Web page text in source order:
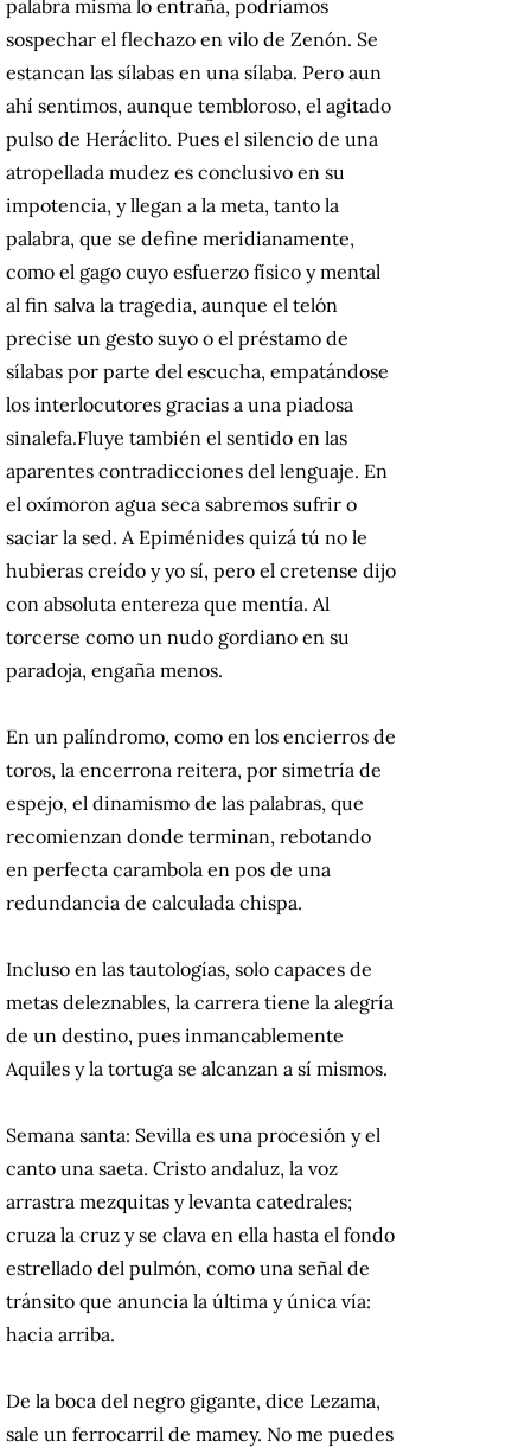
palabra misma lo entraña, podríamos
sospechar el flechazo en vilo de Zenón. Se
estancan las sílabas en una sílaba. Pero aun
ahí sentimos, aunque tembloroso, el agitado
pulso de Heráclito. Pues el silencio de una
atropellada mudez es conclusivo en su
impotencia, y llegan a la meta, tanto la
palabra, que se define meridianamente,
como el gago cuyo esfuerzo físico y mental
al fin salva la tragedia, aunque el telón
precise un gesto suyo o el préstamo de
sílabas por parte del escucha, empatándose
los interlocutores gracias a una piadosa
sinalefa.Fluye también el sentido en las
aparentes contradicciones del lenguaje. En
el oxímoron agua seca sabremos sufrir o
saciar la sed. A Epiménides quizá tú no le
hubieras creído y yo sí, pero el cretense dijo
con absoluta entereza que mentía. Al
torcerse como un nudo gordiano en su
paradoja, engaña menos.
En un palíndromo, como en los encierros de
toros, la encerrona reitera, por simetría de
espejo, el dinamismo de las palabras, que
recomienzan donde terminan, rebotando
en perfecta carambola en pos de una
redundancia de calculada chispa.
Incluso en las tautologías, solo capaces de
metas deleznables, la carrera tiene la alegría
de un destino, pues inmancablemente
Aquiles y la tortuga se alcanzan a sí mismos.
Semana santa: Sevilla es una procesión y el
canto una saeta. Cristo andaluz, la voz
arrastra mezquitas y levanta catedrales;
cruza la cruz y se clava en ella hasta el fondo
estrellado del pulmón, como una señal de
tránsito que anuncia la última y única vía:
hacia arriba.
De la boca del negro gigante, dice Lezama,
sale un ferrocarril de mamey. No me puedes